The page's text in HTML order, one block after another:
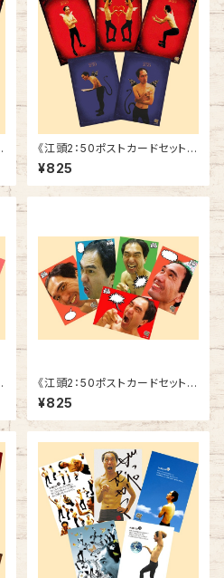
《江頭2：50ポストカードセット》
SCE-ED1
¥825
《江頭2：50ポストカードセット》
SCE-F1
¥825